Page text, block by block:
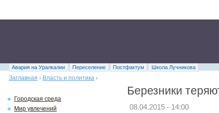
Авария на Уралкалии Переселение Постфактум
Школа Лучникова
Заглавная › Власть и политика ›
Березники
08.04.2015 - 14:00
Городская среда
Мир увлечений